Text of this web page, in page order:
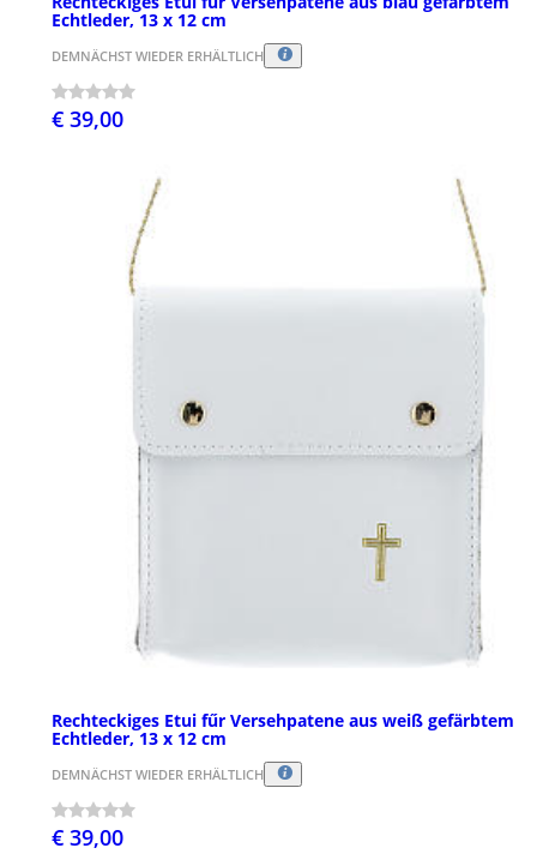
Echtleder, 13 x 12 cm
DEMNÄCHST WIEDER ERHÄLTLICH
€ 39,00
Rechteckiges Etui fűr Versehpatene aus weiß gefärbtem
Echtleder, 13 x 12 cm
DEMNÄCHST WIEDER ERHÄLTLICH
€ 39,00